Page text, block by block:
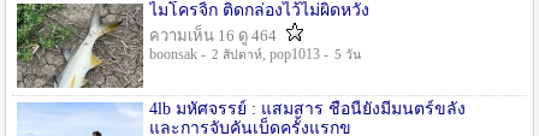
ไมโครจิ้ก ติดกล่องไว้ไม่ผิดหวัง
ความเห็น 16 ดู 464
boonsak - 2 สัปดาห์, pop1013 - 5 วัน
4lb มหัศจรรย์ : แสมสาร ชื่อนี้ยังมีมนตร์ขลัง
และการจับคันเบ็ดครั้งแรกข